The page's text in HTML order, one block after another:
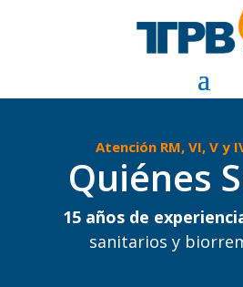
Atención RM, VI, V y
Quiénes
15 años de
sanitarios y